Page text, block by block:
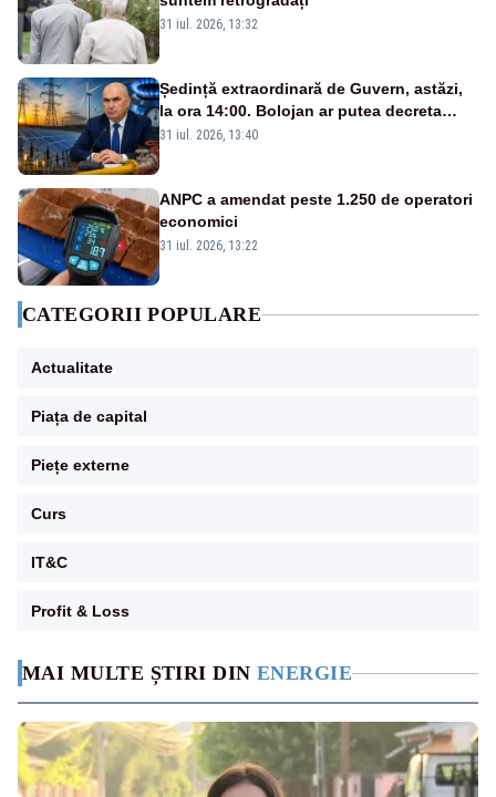
MAI MULTE ȘTIRI DIN ENERGIE
31 iul. 2026, 13:32
Ședință extraordinară de Guvern, astăzi,
la ora 14:00. Bolojan ar putea decreta
stare de urgență energetică
31 iul. 2026, 13:40
ANPC a amendat peste 1.250 de operatori
economici
31 iul. 2026, 13:22
CATEGORII POPULARE
Actualitate
Piața de capital
Piețe externe
Curs
IT&C
Profit & Loss